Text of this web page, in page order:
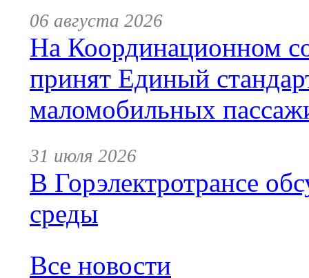
06 августа 2026
На Координационном
принят Единый
маломобильных
31 июля 2026
В Горэлектротрансе
среды
Все новости